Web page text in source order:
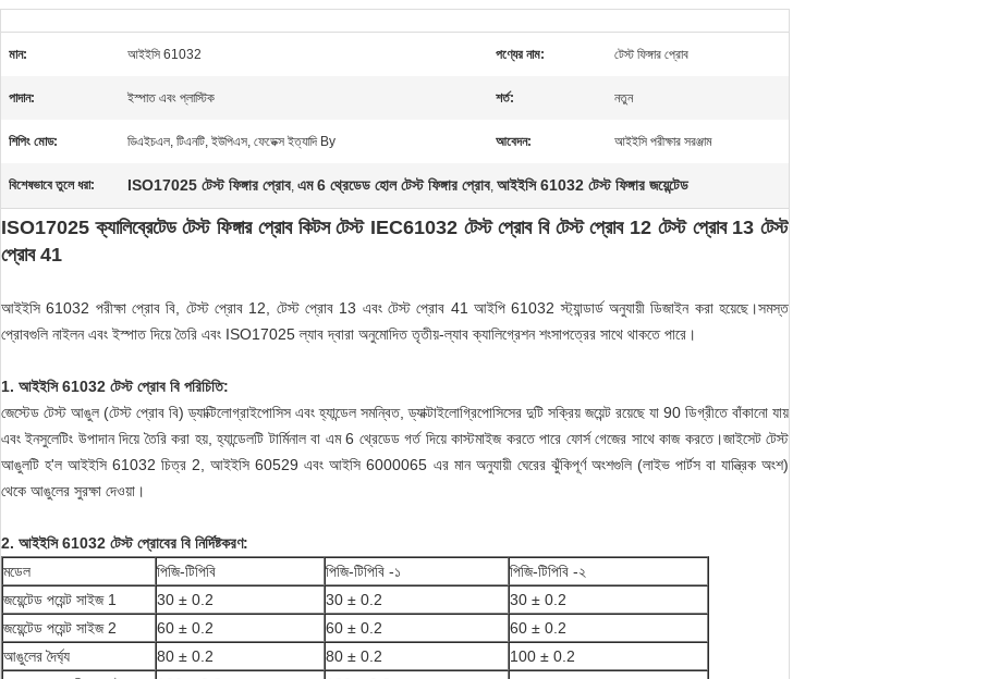
মান: আইইসি 61032 পণ্যের নাম: টেস্ট ফিঙ্গার প্রোব
পাদান: ইস্পাত এবং প্লাস্টিক শর্ত: নতুন
শিপিং মোড: ডিএইচএল, টিএনটি, ইউপিএস, ফেডেক্স ইত্যাদি By আবেদন: আইইসি পরীক্ষার সরঞ্জাম
বিশেষভাবে তুলে ধরা: ISO17025 টেস্ট ফিঙ্গার প্রোব, এম 6 থ্রেডেড হোল টেস্ট ফিঙ্গার প্রোব, আইইসি 61032 টেস্ট ফিঙ্গার জয়েন্টেড
ISO17025 ক্যালিব্রেটেড টেস্ট ফিঙ্গার প্রোব কিটস টেস্ট IEC61032 টেস্ট প্রোব বি টেস্ট প্রোব 12 টেস্ট প্রোব 13 টেস্ট
প্রোব 41
আইইসি 61032 পরীক্ষা প্রোব বি, টেস্ট প্রোব 12, টেস্ট প্রোব 13 এবং টেস্ট প্রোব 41 আইপি 61032 স্ট্যান্ডার্ড অনুযায়ী ডিজাইন করা হয়েছে।সমস্ত
প্রোবগুলি নাইলন এবং ইস্পাত দিয়ে তৈরি এবং ISO17025 ল্যাব দ্বারা অনুমোদিত তৃতীয়-ল্যাব ক্যালিগ্রেশন শংসাপত্রের সাথে থাকতে পারে।
1. আইইসি 61032 টেস্ট প্রোব বি পরিচিতি:
জেস্টেড টেস্ট আঙুল (টেস্ট প্রোব বি) ড্যাক্টিলোগ্রাইপোসিস এবং হ্যান্ডেল সমন্বিত, ড্যাক্টাইলোগ্রিপোসিসের দুটি সক্রিয় জয়েন্ট রয়েছে যা 90 ডিগ্রীতে বাঁকানো যায়
এবং ইনসুলেটিং উপাদান দিয়ে তৈরি করা হয়, হ্যান্ডেলটি টার্মিনাল বা এম 6 থ্রেডেড গর্ত দিয়ে কাস্টমাইজ করতে পারে ফোর্স গেজের সাথে কাজ করতে।জাইসেট টেস্ট
আঙুলটি হ'ল আইইসি 61032 চিত্র 2, আইইসি 60529 এবং আইসি 6000065 এর মান অনুযায়ী ঘেরের ঝুঁকিপূর্ণ অংশগুলি (লাইভ পার্টস বা যান্ত্রিক অংশ)
থেকে আঙুলের সুরক্ষা দেওয়া।
2. আইইসি 61032 টেস্ট প্রোবের বি নির্দিষ্টকরণ:
মডেল
পিজি-টিপিবি পিজি-টিপিবি -১
পিজি-টিপিবি -২
জয়েন্টেড পয়েন্ট সাইজ 1
30 ± 0.2 30 ± 0.2
30 ± 0.2
জয়েন্টেড পয়েন্ট সাইজ 2
60 ± 0.2 60 ± 0.2
60 ± 0.2
আঙুলের দৈর্ঘ্য
80 ± 0.2 80 ± 0.2
100 ± 0.2